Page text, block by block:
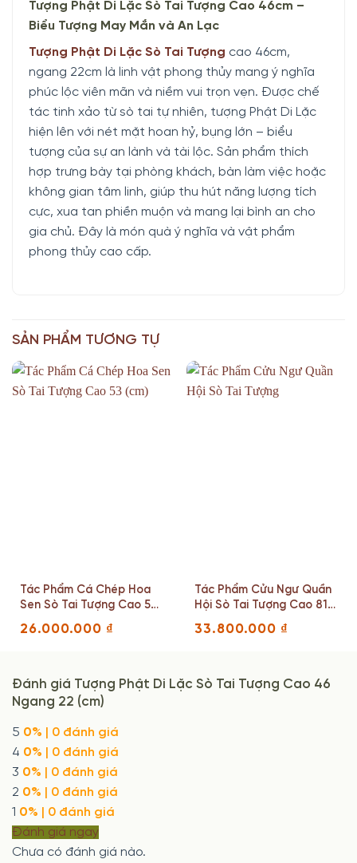
Tượng Phật Di Lặc Sò Tai Tượng Cao 46cm –
Biểu Tượng May Mắn và An Lạc
Tượng Phật Di Lặc Sò Tai Tượng cao 46cm,
ngang 22cm là linh vật phong thủy mang ý nghĩa
phúc lộc viên mãn và niềm vui trọn vẹn. Được chế
tác tinh xảo từ sò tai tự nhiên, tượng Phật Di Lặc
hiện lên với nét mặt hoan hỷ, bụng lớn – biểu
tượng của sự an lành và tài lộc. Sản phẩm thích
hợp trưng bày tại phòng khách, bàn làm việc hoặc
không gian tâm linh, giúp thu hút năng lượng tích
cực, xua tan phiền muộn và mang lại bình an cho
gia chủ. Đây là món quà ý nghĩa và vật phẩm
phong thủy cao cấp.
SẢN PHẨM TƯƠNG TỰ
Tác Phẩm Cá Chép Hoa
Sen Sò Tai Tượng Cao 53
(cm)
26.000.000 ₫
Tác Phẩm Cửu Ngư Quần
Hội Sò Tai Tượng Cao 81
Ngang 75 Kỷ Cao 31 (cm)
33.800.000 ₫
Đánh giá Tượng Phật Di Lặc Sò Tai Tượng Cao 46
Ngang 22 (cm)
5 0% | 0 đánh giá
4 0% | 0 đánh giá
3 0% | 0 đánh giá
2 0% | 0 đánh giá
1 0% | 0 đánh giá
Đánh giá ngay
Chưa có đánh giá nào.